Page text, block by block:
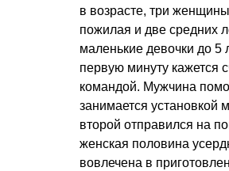
в возрасте, три
пожилая и две средних
маленькие девочки до 5
первую минуту кажется
командой. Мужчина
занимается установкой
второй отправился на
женская половина
вовлечена в